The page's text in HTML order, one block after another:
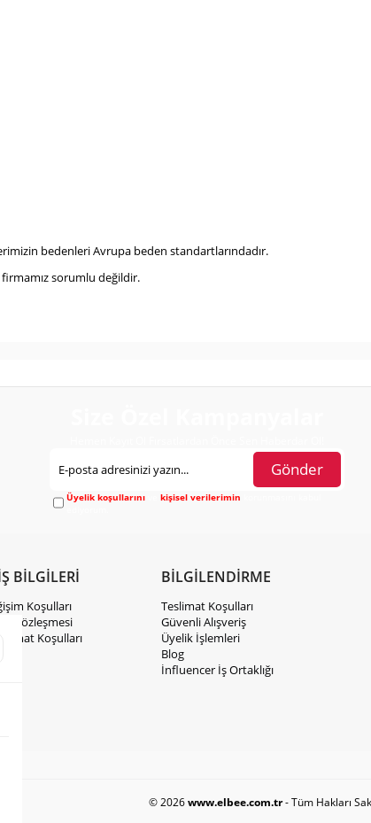
bedenleri Avrupa beden standartlarındadır.
sorumlu değildir.
Gönder
Üyelik koşullarını vekişisel verilerimin
BİLGİLERİ
Koşulları
Sözleşmesi
Koşulları
BİLGİLENDİRME
Teslimat Koşulları
Güvenli Alışveriş
Üyelik İşlemleri
Blog
İnfluencer İş Ortaklığı
© 2026www.elbee.com.tr- Tüm Hakları